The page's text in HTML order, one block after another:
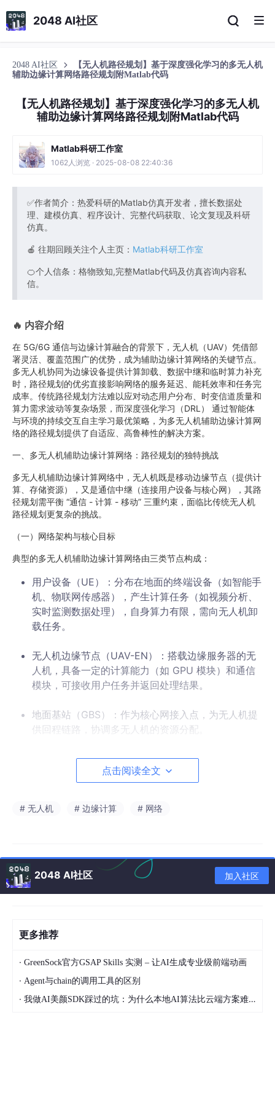
2048 AI社区
2048 AI社区
【无人机路径规划】基于深度强化学习的多无人机
辅助边缘计算网络路径规划附Matlab代码
【无人机路径规划】基于深度强化学习的多无人机
辅助边缘计算网络路径规划附Matlab代码
Matlab科研工作室
1062人浏览 · 2025-08-08 22:40:36
✅作者简介：热爱科研的Matlab仿真开发者，擅长数据处
理、建模仿真、程序设计、完整代码获取、论文复现及科研
仿真。
🍎 往期回顾关注个人主页： Matlab科研工作室
🍊个人信条：格物致知,完整Matlab代码及仿真咨询内容私
信。
🔥 内容介绍
在 5G/6G 通信与边缘计算融合的背景下，无人机（UAV）凭借部
署灵活、覆盖范围广的优势，成为辅助边缘计算网络的关键节点。
多无人机协同为边缘设备提供计算卸载、数据中继和临时算力补充
时，路径规划的优劣直接影响网络的服务延迟、能耗效率和任务完
成率。传统路径规划方法难以应对动态用户分布、时变信道质量和
算力需求波动等复杂场景，而深度强化学习（DRL） 通过智能体
与环境的持续交互自主学习最优策略，为多无人机辅助边缘计算网
络的路径规划提供了自适应、高鲁棒性的解决方案。
一、多无人机辅助边缘计算网络：路径规划的独特挑战
多无人机辅助边缘计算网络中，无人机既是移动边缘节点（提供计
算、存储资源），又是通信中继（连接用户设备与核心网），其路
径规划需平衡 “通信 - 计算 - 移动” 三重约束，面临比传统无人机
路径规划更复杂的挑战。
（一）网络架构与核心目标
典型的多无人机辅助边缘计算网络由三类节点构成：
用户设备（UE）：分布在地面的终端设备（如智能手
机、物联网传感器），产生计算任务（如视频分析、
实时监测数据处理），自身算力有限，需向无人机卸
载任务。
无人机边缘节点（UAV-EN）：搭载边缘服务器的无
人机，具备一定的计算能力（如 GPU 模块）和通信
模块，可接收用户任务并返回处理结果。
地面基站（GBS）：作为核心网接入点，为无人机提
供回程链路，协调多无人机的资源分配。
路径规划的核心目标是通过优化无人机的飞行轨迹（包括位置、速
度、停留时间），实现：
的计算处理延迟，以及无人机移动导致的服务中断延
的算力饱和，确保各无人机的任务队列长度处于合理
范围。
关）。
保障通信质量：无人机与用户、无人机之间的通信链
路质量（如信噪比 SNR）需满足任务卸载的速率要
求，避免数据传输失败。
点击阅读全文
# 无人机 # 边缘计算 # 网络
2048 AI社区 加入社区
更多推荐
· GreenSock官方GSAP Skills 实测 – 让AI生成专业级前端动画
· Agent与chain的调用工具的区别
· 我做AI美颜SDK踩过的坑：为什么本地AI算法比云端方案难10倍？